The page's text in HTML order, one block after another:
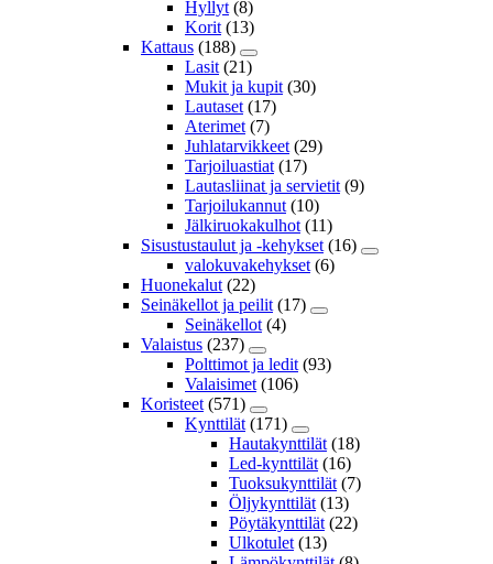
Hyllyt (8)
Korit (13)
Kattaus (188)
Lasit (21)
Mukit ja kupit (30)
Lautaset (17)
Aterimet (7)
Juhlatarvikkeet (29)
Tarjoiluastiat (17)
Lautasliinat ja servietit (9)
Tarjoilukannut (10)
Jälkiruokakulhot (11)
Sisustustaulut ja -kehykset (16)
valokuvakehykset (6)
Huonekalut (22)
Seinäkellot ja peilit (17)
Seinäkellot (4)
Valaistus (237)
Polttimot ja ledit (93)
Valaisimet (106)
Koristeet (571)
Kynttilät (171)
Hautakynttilät (18)
Led-kynttilät (16)
Tuoksukynttilät (7)
Öljykynttilät (13)
Pöytäkynttilät (22)
Ulkotulet (13)